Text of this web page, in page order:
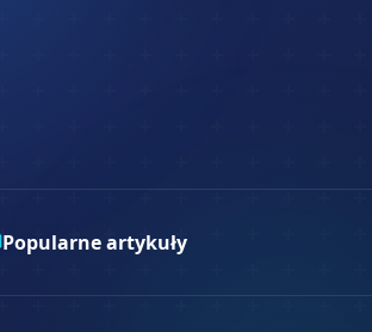
Popularne artykuły